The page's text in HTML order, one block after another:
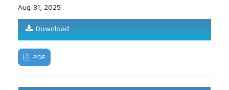
Aug 31, 2025
Download
PDF